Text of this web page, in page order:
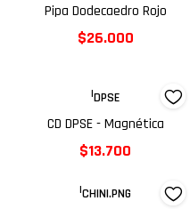
Pipa Dodecaedro Rojo
$26.000
|DPSE
CD DPSE - Magnética
$13.700
|CHINI.PNG